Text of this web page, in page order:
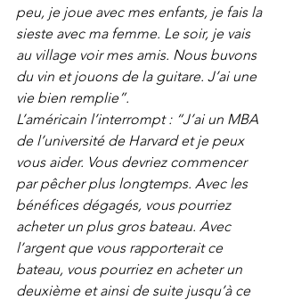
peu, je joue avec mes enfants, je fais la
sieste avec ma femme. Le soir, je vais
au village voir mes amis. Nous buvons
du vin et jouons de la guitare. J’ai une
vie bien remplie”.
L’américain l’interrompt : “J’ai un MBA
de l’université de Harvard et je peux
vous aider. Vous devriez commencer
par pêcher plus longtemps. Avec les
bénéfices dégagés, vous pourriez
acheter un plus gros bateau. Avec
l’argent que vous rapporterait ce
bateau, vous pourriez en acheter un
deuxième et ainsi de suite jusqu’à ce